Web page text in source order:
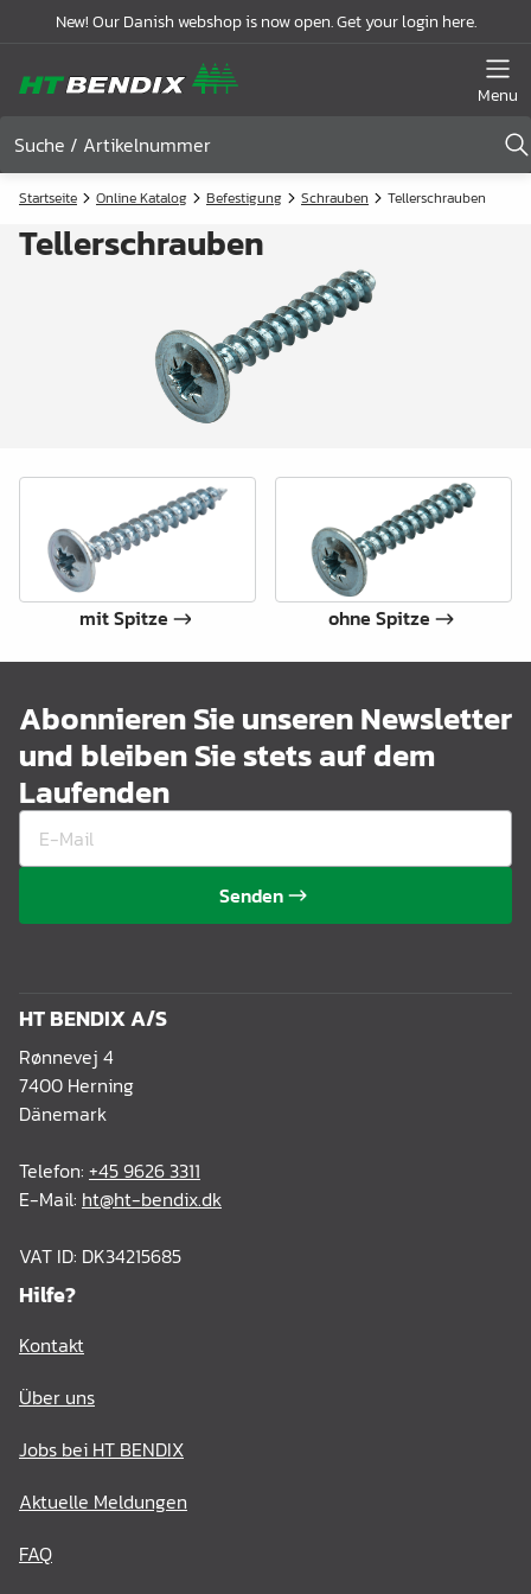
New! Our Danish webshop is now open. Get your login here.
Menu
Startseite Online Katalog Befestigung Schrauben Tellerschrauben
Tellerschrauben
mit Spitze ohne Spitze
Abonnieren Sie unseren Newsletter
und bleiben Sie stets auf dem
Laufenden
Senden
HT BENDIX A/S
Rønnevej 4
7400 Herning
Dänemark
Telefon: +45 9626 3311
E-Mail: ht@ht-bendix.dk
VAT ID: DK34215685
Hilfe?
Kontakt
Über uns
Jobs bei HT BENDIX
Aktuelle Meldungen
FAQ